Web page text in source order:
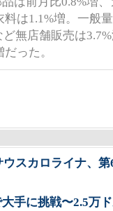
は1.1%増。一般
無店舗販売は
った。
スカロライナ、第
手に挑戦〜2.5万